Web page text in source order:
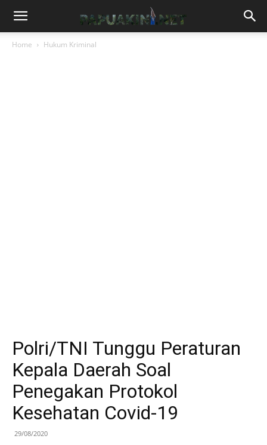
Home Hukum Kriminal
Polri/TNI Tunggu Peraturan
Kepala Daerah Soal
Penegakan Protokol
Kesehatan Covid-19
29/08/2020